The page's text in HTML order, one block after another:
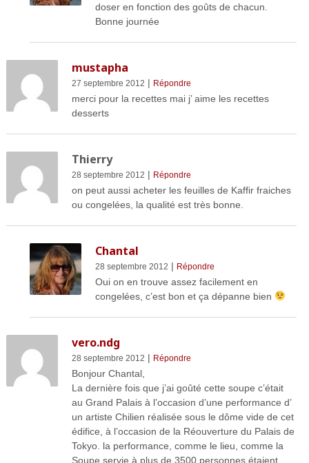
doser en fonction des goûts de chacun.
Bonne journée
mustapha
27 septembre 2012 | Répondre
merci pour la recettes mai j’ aime les recettes
desserts
Thierry
28 septembre 2012 | Répondre
on peut aussi acheter les feuilles de Kaffir fraiches
ou congelées, la qualité est très bonne.
Chantal
28 septembre 2012 | Répondre
Oui on en trouve assez facilement en
congelées, c’est bon et ça dépanne bien
vero.ndg
28 septembre 2012 | Répondre
Bonjour Chantal,
La dernière fois que j’ai goûté cette soupe c’était
au Grand Palais à l’occasion d’une performance d’
un artiste Chilien réalisée sous le dôme vide de cet
édifice, à l’occasion de la Réouverture du Palais de
Tokyo. la performance, comme le lieu, comme la
Soupe servie à plus de 3500 personnes étaient